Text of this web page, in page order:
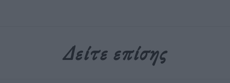
Δείτε επίσης